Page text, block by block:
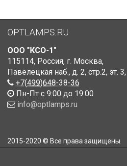
OPTLAMPS.RU
ООО "КСО-1"
115114, Россия, г. Москва,
Павелецкая наб., д. 2, стр.2, эт.
+7(499)648-38-36
Пн-Пт с 9:00 до 19:00
info@optlamps.ru
2015-2020 © Все права защищены.